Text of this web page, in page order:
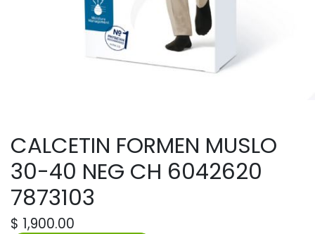
CALCETIN FORMEN MUSLO
30-40 NEG CH 6042620
7873103
$ 1,900.00